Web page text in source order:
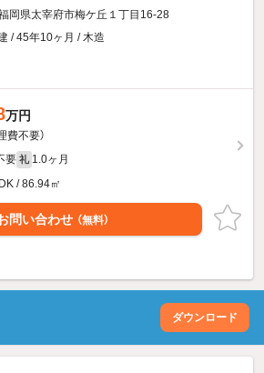
岡県太宰府市梅ケ丘１丁目16-28
/ 45年10ヶ月 / 木造
万円
費不要）
要 礼 1.0ヶ月
/ 86.94㎡
問い合わせ （無料）
ダウンロード